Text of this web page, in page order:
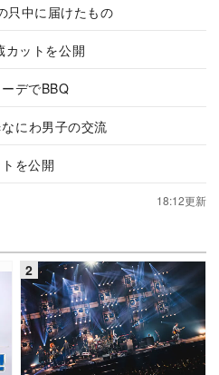
只中に届けたもの
カットを公開
デでBBQ
にわ男子の交流
を公開
18:12更新